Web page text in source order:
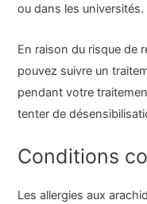
ou dans les universités.
En raison du risque de
pouvez suivre un
pendant votre
tenter de
Conditions
Les allergies aux